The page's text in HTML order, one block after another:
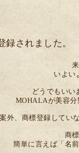
されました。
いよい
どうでもい
MOHALAが美容分
案外、商標登録してい
商
簡単に言えば「名